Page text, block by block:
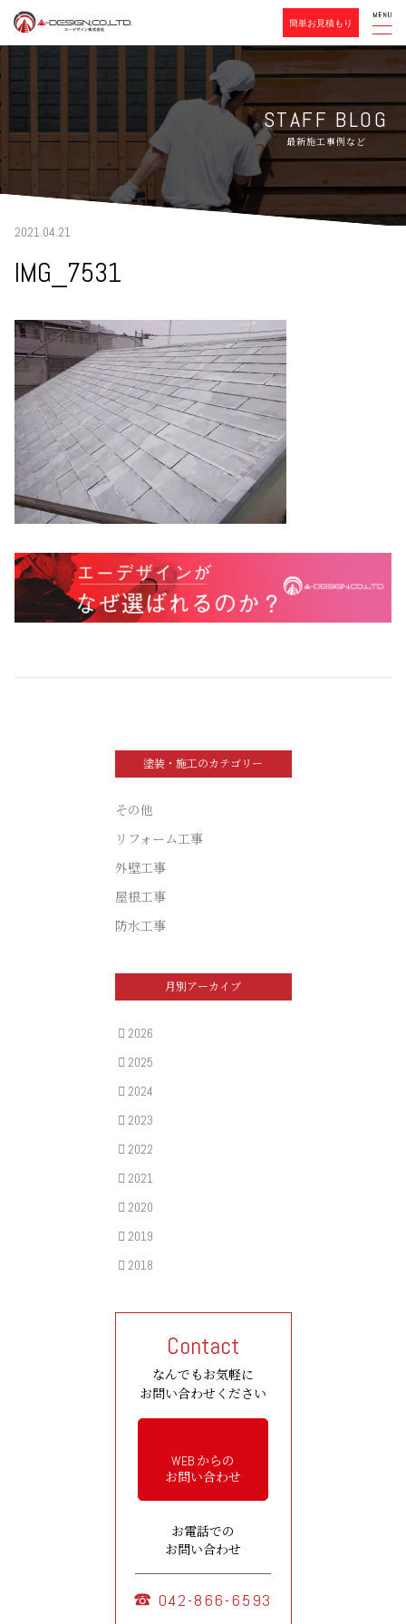
STAFF BLOG
最新施工事例など
2021.04.21
IMG_7531
塗装・施工のカテゴリー
その他
リフォーム工事
外壁工事
屋根工事
防水工事
月別アーカイブ
2026
2025
2024
2023
2022
2021
2020
2019
2018
Contact
なんでもお気軽に
お問い合わせください
WEB からの
お問い合わせ
お電話での
お問い合わせ
042-866-6593
簡単お見積もり